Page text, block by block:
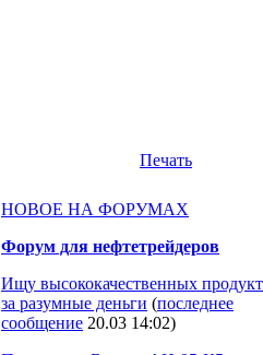
Печать
НОВОЕ НА ФОРУМАХ
Форум для нефтетрейдеров
Ищу высококачественных продукт
за разумные деньги (последнее
сообщение 20.03 14:02)